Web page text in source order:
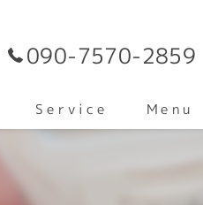
090-7570-2859
Service Menu